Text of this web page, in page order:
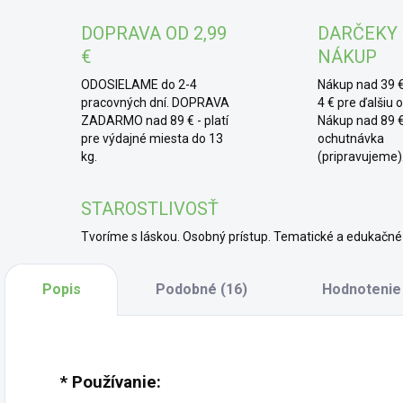
*
ju
pri
o
DOPRAVA OD 2,99
€
ODOSIELAME do 2-4
pracovných dní. DOPRAVA
ZADARMO nad 89 € - platí
pre výdajné miesta do 13
kg.
NÁKUP
Nákup nad 39
4 € pre ďalšiu
Nákup nad 89
ochutnávka
(pripravujeme).
STAROSTLIVOSŤ
Tvoríme s láskou. Osobný prístup. Tematické a edukačné
Popis Podobné (16) Hodnotenie
* Používanie: